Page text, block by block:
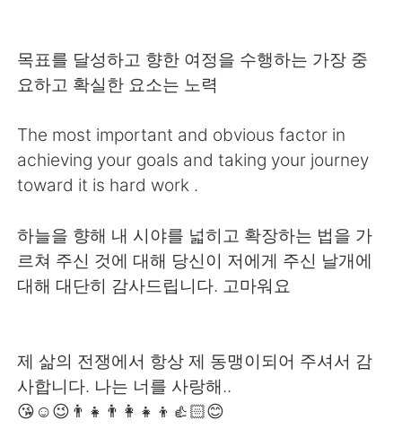
Русский ไทย
Indonesia Italiano
Türkçe Tiếng Việt
Português
목표를 달성하고 향한 여정을 수행하는 가장 중
요하고 확실한 요소는 노력
The most important and obvious factor in
achieving your goals and taking your journey
toward it is hard work .
하늘을 향해 내 시야를 넓히고 확장하는 법을 가
르쳐 주신 것에 대해 당신이 저에게 주신 날개에
대해 대단히 감사드립니다. 고마워요
제 삶의 전쟁에서 항상 제 동맹이되어 주셔서 감
사합니다. 나는 너를 사랑해..
😘☺️😉👨‍👧👨‍👩‍👧‍👦👍🏻😊